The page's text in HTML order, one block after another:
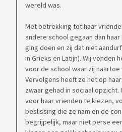
wereld was.
Met betrekking tot haar
andere school gegaan dan haar
ging doen en zij dat niet
in Grieks en Latijn). Wij vonden
voor de school waar zij naartoe
Vervolgens heeft ze het op
zwaar gehad in sociaal opzicht.
voor haar vrienden te kiezen,
beslissing die ze nam en de
begrijpelijk, maar niet perse